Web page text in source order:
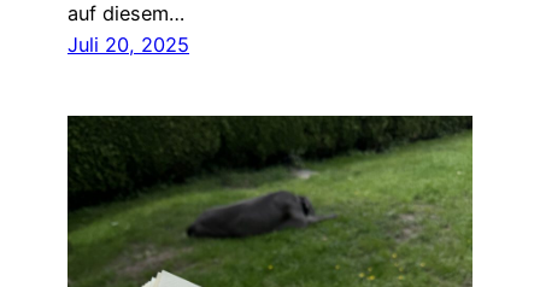
auf diesem…
Juli 20, 2025